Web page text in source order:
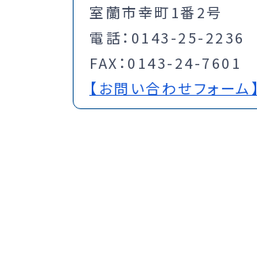
室蘭市幸町1番2号
電話：0143-25-2236
FAX：0143-24-7601
【お問い合わせフォーム】